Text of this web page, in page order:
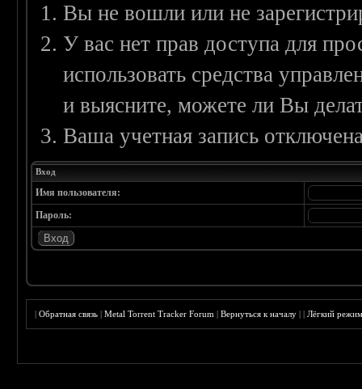
Вы не вошли или не
У вас нет прав доступа для
использовать средства
и выясните, можете ли Вы
Ваша учетная запись
Вход
Имя пользователя:
Пароль:
|Обратная связь |Metal Torrent Tracker Forum |Вернуться к началу ||Лёгкий